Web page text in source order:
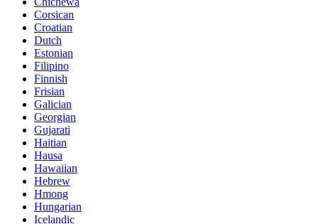
Corsican
Croatian
Dutch
Estonian
Filipino
Finnish
Frisian
Galician
Georgian
Gujarati
Haitian
Hausa
Hawaiian
Hebrew
Hmong
Hungarian
Icelandic